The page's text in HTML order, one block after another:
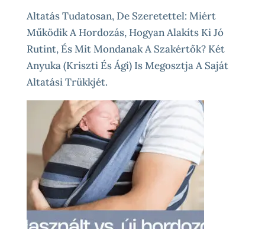
Altatás Tudatosan, De Szeretettel: Miért
Működik A Hordozás, Hogyan Alakíts Ki Jó
Rutint, És Mit Mondanak A Szakértők? Két
Anyuka (Kriszti És Ági) Is Megosztja A Saját
Altatási Trükkjét.